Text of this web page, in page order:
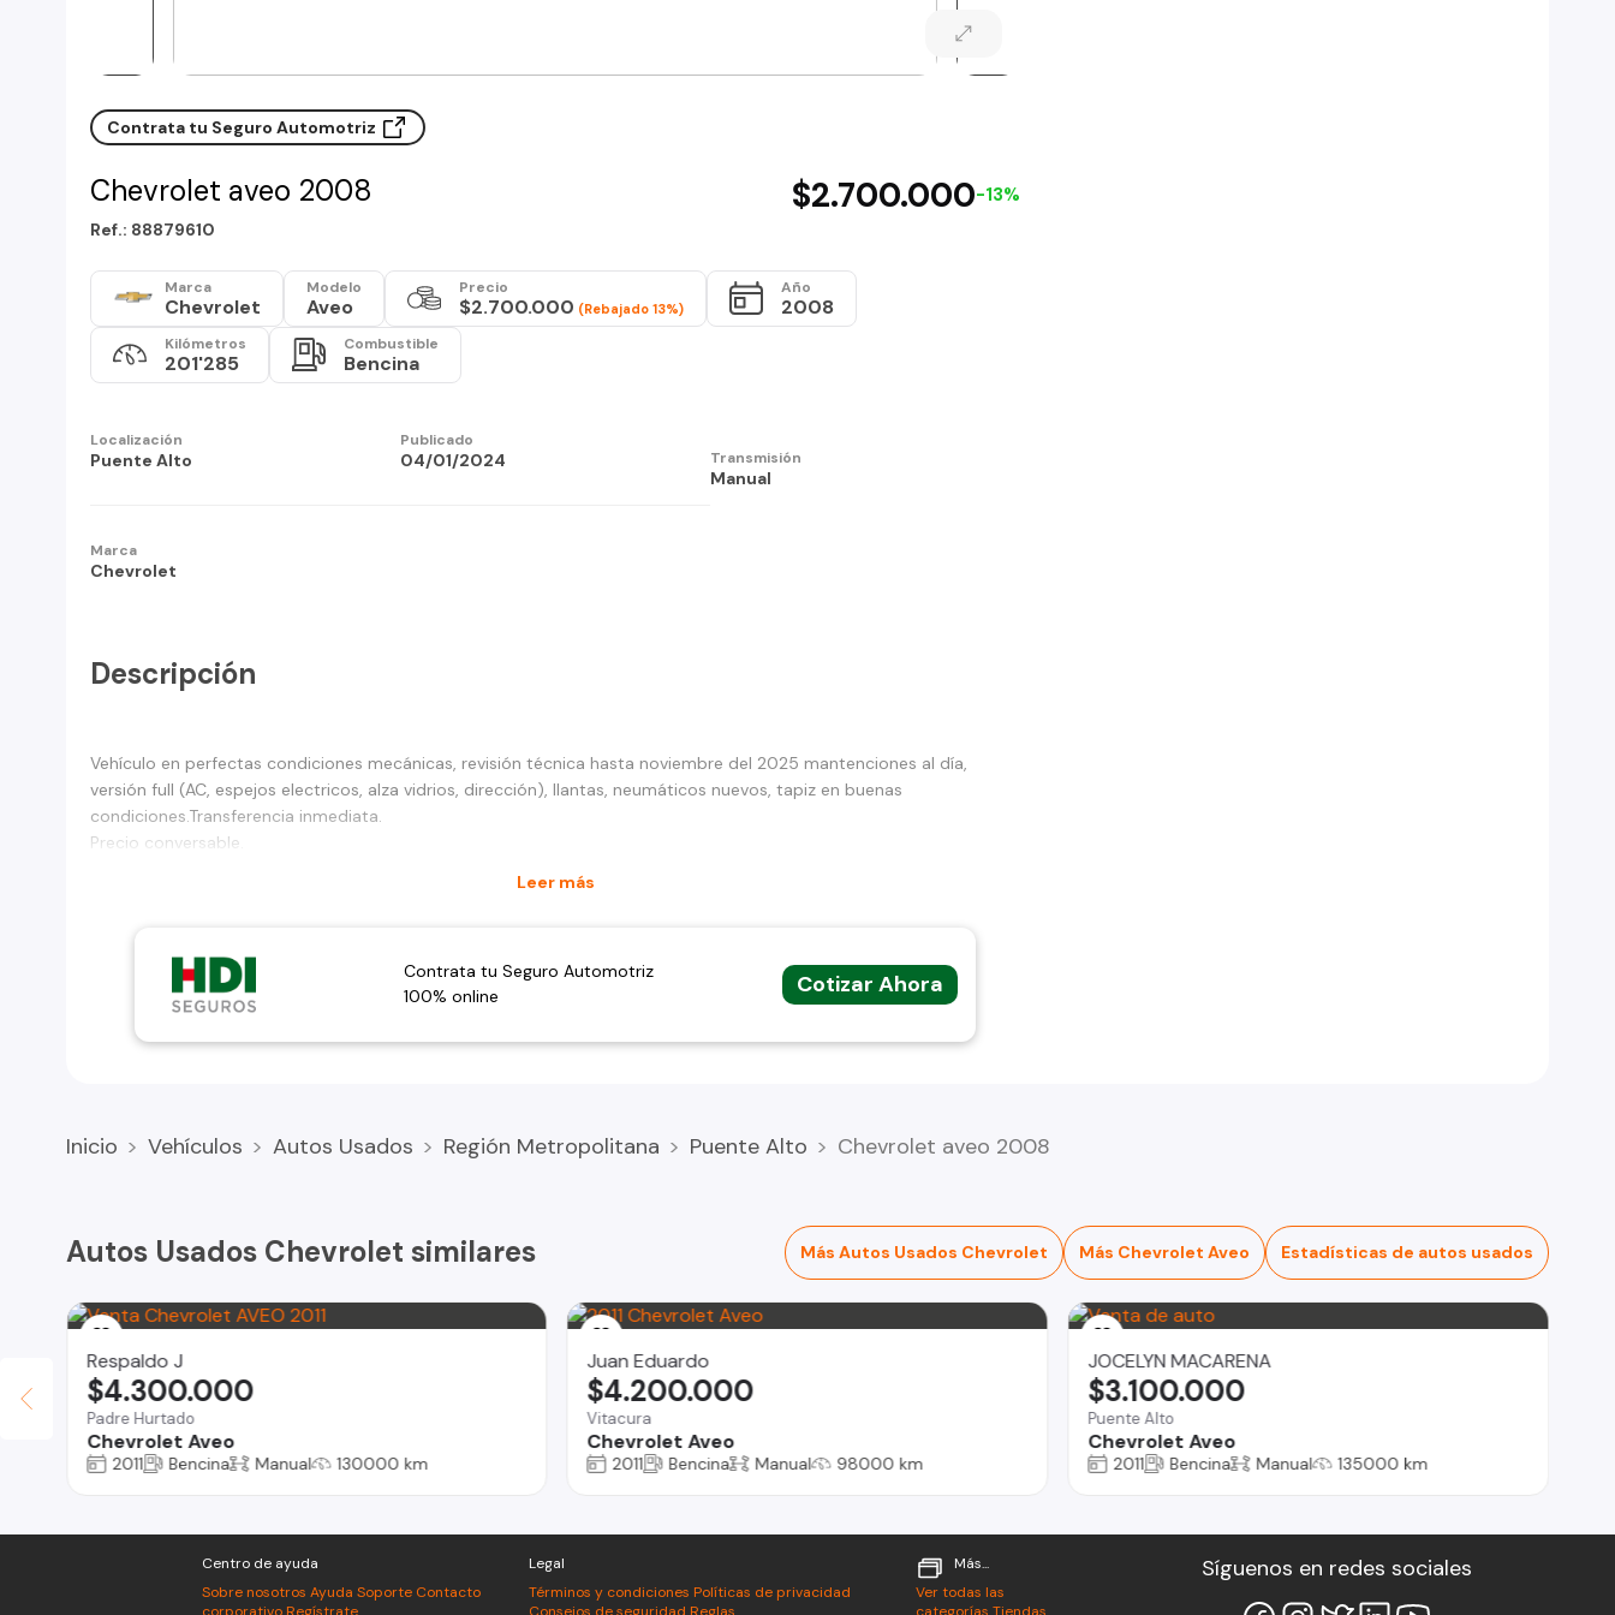
Contrata tu Seguro Automotriz
Chevrolet aveo 2008 $2.700.000-13%
Ref.: 88879610
Marca
Chevrolet
Modelo
Aveo
Precio
$2.700.000 (Rebajado 13%)
Año
2008
Kilómetros
201'285
Combustible
Bencina
Localización
Puente Alto
Publicado
04/01/2024 Transmisión
Manual
Marca
Chevrolet
Descripción
Vehículo en perfectas condiciones mecánicas, revisión técnica hasta noviembre del 2025 mantenciones al día,
versión full (AC, espejos electricos, alza vidrios, dirección), llantas, neumáticos nuevos, tapiz en buenas
condiciones.Transferencia inmediata.
Precio conversable.
Leer más
Contrata tu Seguro Automotriz
100% online
Cotizar Ahora
Inicio Vehículos Autos Usados Región Metropolitana Puente Alto Chevrolet aveo 2008
Autos Usados Chevrolet similares Más Autos Usados Chevrolet Más Chevrolet Aveo Estadísticas de autos usados
Respaldo J
Padre Hurtado
Chevrolet Aveo
$4.300.000
2011 Bencina Manual 130000 km
Juan Eduardo
Vitacura
Chevrolet Aveo
$4.200.000
2011 Bencina Manual 98000 km
JOCELYN MACARENA
Puente Alto
Chevrolet Aveo
$3.100.000
2011 Bencina Manual 135000 km
Centro de ayuda
Sobre nosotros Ayuda Soporte Contacto
Legal
Términos y condiciones Políticas de privacidad
Más...
Ver todas las
Síguenos en redes sociales